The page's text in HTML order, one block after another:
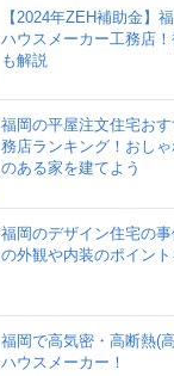
【2024年ZEH補助金】
ハウスメーカー工務店
も解説
福岡の平屋注文住宅お
務店ランキング！おし
のある家を建てよう
福岡のデザイン住宅の
の外観や内装のポイント
福岡で高気密・高断熱(
ハウスメーカー！